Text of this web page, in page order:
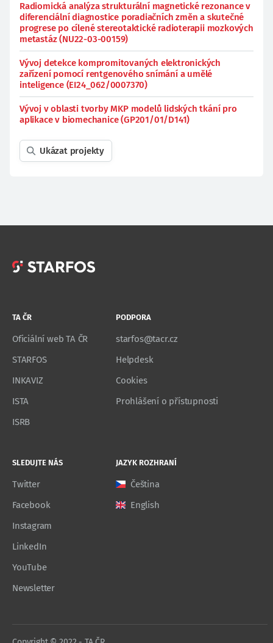
Radiomická analýza strukturální magnetické rezonance v
diferenciální diagnostice poradiačních změn a skutečné
progrese po cílené stereotaktické radioterapii mozkových
metastáz (NU22-03-00159)
Vývoj detekce kompromitovaných elektronických
zařízení pomocí rentgenového snímání a umělé
inteligence (EI24_062/0007370)
Vývoj v oblasti tvorby MKP modelů lidských tkání pro
aplikace v biomechanice (GP201/01/D141)
Ukázat projekty
TA ČR
Oficiální web TA ČR
STARFOS
INKAVIZ
ISTA
ISRB
PODPORA
starfos@tacr.cz
Helpdesk
Cookies
Prohlášení o přístupnosti
SLEDUJTE NÁS
Twitter
Facebook
Instagram
LinkedIn
YouTube
Newsletter
JAZYK ROZHRANÍ
Čeština
English